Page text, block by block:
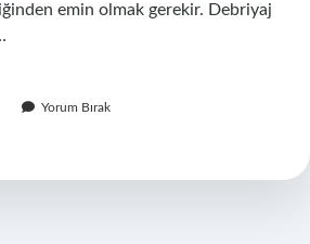
emin olmak gerekir. Debriyaj
Yorum Bırak